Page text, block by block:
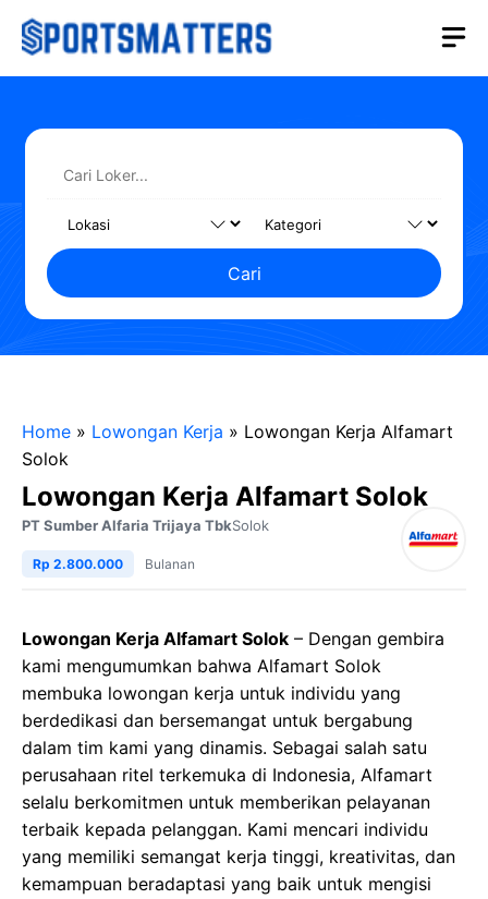
Langsung
Cari
Home » Lowongan Kerja » Lowongan Kerja Alfamart
Solok
Lowongan Kerja Alfamart Solok
PT Sumber Alfaria Trijaya TbkSolok
Rp 2.800.000 Bulanan
Lowongan Kerja Alfamart Solok – Dengan gembira
kami mengumumkan bahwa Alfamart Solok
membuka lowongan kerja untuk individu yang
berdedikasi dan bersemangat untuk bergabung
dalam tim kami yang dinamis. Sebagai salah satu
perusahaan ritel terkemuka di Indonesia, Alfamart
selalu berkomitmen untuk memberikan pelayanan
terbaik kepada pelanggan. Kami mencari individu
yang memiliki semangat kerja tinggi, kreativitas, dan
kemampuan beradaptasi yang baik untuk mengisi